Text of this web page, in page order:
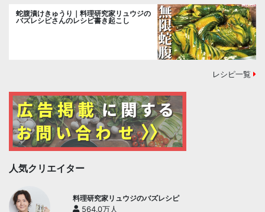
蛇腹漬けきゅうり｜料理研究家リュウジの
バズレシピさんのレシピ書き起こし
レシピ一覧
人気クリエイター
料理研究家リュウジのバズレシピ
564.0万人